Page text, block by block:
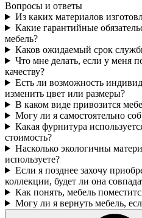
Вопросы и ответы
Из каких материалов
Какие гарантийные
мебель?
Каков ожидаемый срок
Что мне делать, если у меня
качеству?
Есть ли возможность
изменить цвет или размеры?
В каком виде привозится
Могу ли я самостоятельно
Какая фурнитура
стоимость?
Насколько экологичны
используете?
Если я позднее захочу
коллекции, будет ли она
Как понять, мебель
Могу ли я вернуть мебель,